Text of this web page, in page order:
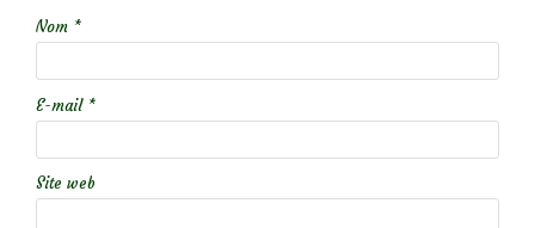
Nom *
E-mail *
Site web